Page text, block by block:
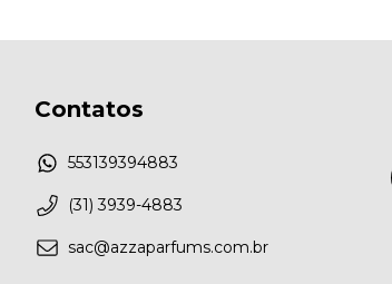
Contatos
553139394883
(31) 3939-4883
sac@azzaparfums.com.br